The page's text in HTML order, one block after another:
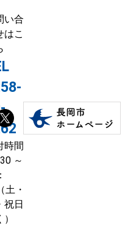
い合
はこ
時間
～
土・
祝日